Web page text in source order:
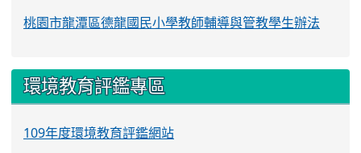
桃園市龍潭區德龍國民小學教師輔導與管教學生辦法
環境教育評鑑專區
109年度環境教育評鑑網站